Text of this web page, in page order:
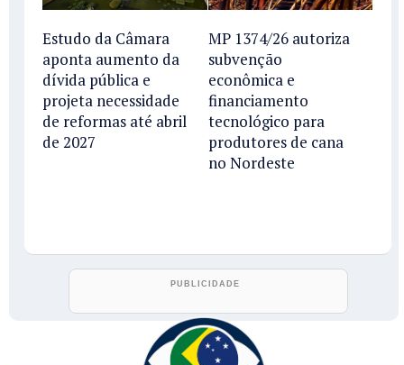
Estudo da Câmara
aponta aumento da
dívida pública e
projeta necessidade
de reformas até abril
de 2027
MP 1374/26 autoriza
subvenção
econômica e
financiamento
tecnológico para
produtores de cana
no Nordeste